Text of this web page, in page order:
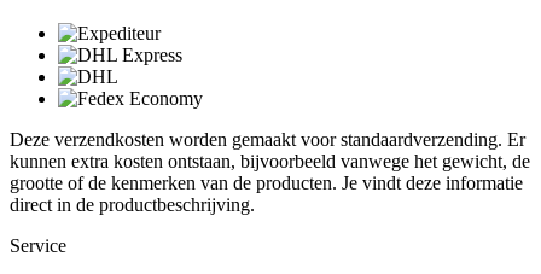
Deze verzendkosten worden gemaakt voor standaardverzending. Er
kunnen extra kosten ontstaan, bijvoorbeeld vanwege het gewicht, de
grootte of de kenmerken van de producten. Je vindt deze informatie
direct in de productbeschrijving.
Service